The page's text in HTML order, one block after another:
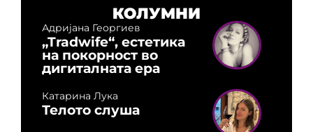
КОЛУМНИ
Адријана Георгиев
„Tradwife“, естетика
на покорност во
дигиталната ера
Катарина Лука
Телото слуша